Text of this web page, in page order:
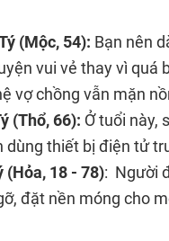
(Mộc, 54): Bạn nên
vui vẻ thay vì quá
vợ chồng vẫn mặn
(Thổ, 66): Ở tuổi này,
dùng thiết bị điện tử
(Hỏa, 18 - 78): Người
đặt nền móng cho